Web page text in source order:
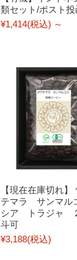
類セット/ポスト投
¥1,414(税込) ～
【現在在庫切れ
テマラ サンマル
シア トラジャ
斗可
¥3,188(税込)